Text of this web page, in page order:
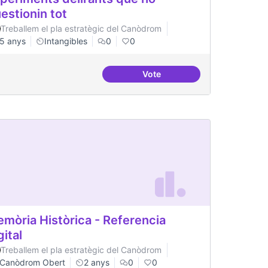
tot
Treballem el pla estratègic del Canòdrom
5 anys
Intangibles 0 0
VoteExperiments delirants que
Històrica - Referencia
Treballem el pla estratègic del Canòdrom
Canòdrom Obert
2 anys 0 0